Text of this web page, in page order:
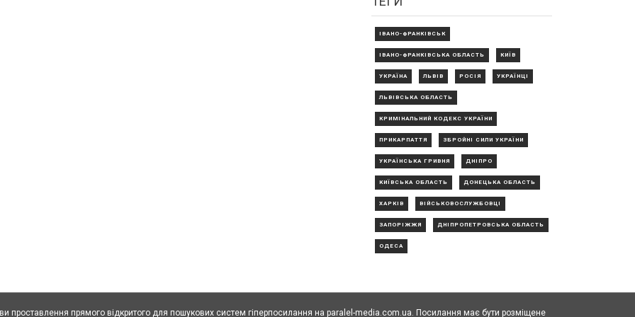
ІВАНО-ФРАНКІВСЬК
ІВАНО-ФРАНКІВСЬКА ОБЛАСТЬ КИЇВ
УКРАЇНА ЛЬВІВ РОСІЯ УКРАЇНЦІ
ЛЬВІВСЬКА ОБЛАСТЬ
КРИМІНАЛЬНИЙ КОДЕКС УКРАЇНИ
ПРИКАРПАТТЯ ЗБРОЙНІ СИЛИ УКРАЇНИ
УКРАЇНСЬКА ГРИВНЯ ДНІПРО
КИЇВСЬКА ОБЛАСТЬ ДОНЕЦЬКА ОБЛАСТЬ
ХАРКІВ ВІЙСЬКОВОСЛУЖБОВЦІ
ЗАПОРІЖЖЯ ДНІПРОПЕТРОВСЬКА ОБЛАСТЬ
ОДЕСА
проставлення прямого відкритого для пошукових систем гіперпосилання на paralel-media.com.ua. Посилання має бути розміщене